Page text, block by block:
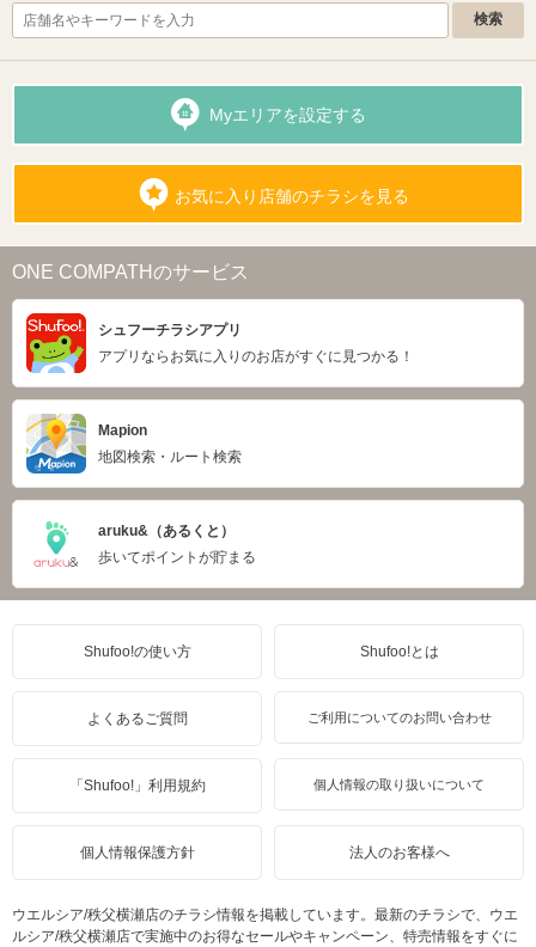
Myエリアを設定する
お気に入り店舗のチラシを見る
ONE COMPATHのサービス
シュフーチラシアプリ
アプリならお気に入りのお店がすぐに見つかる！
Mapion
地図検索・ルート検索
aruku&（あるくと）
歩いてポイントが貯まる
Shufoo!の使い方 Shufoo!とは
よくあるご質問 ご利用についてのお問い合わせ
「Shufoo!」利用規約 個人情報の取り扱いについて
個人情報保護方針 法人のお客様へ
ウエルシア/秩父横瀬店のチラシ情報を掲載しています。最新のチラシで、ウエ
ルシア/秩父横瀬店で実施中のお得なセールやキャンペーン、特売情報をすぐに